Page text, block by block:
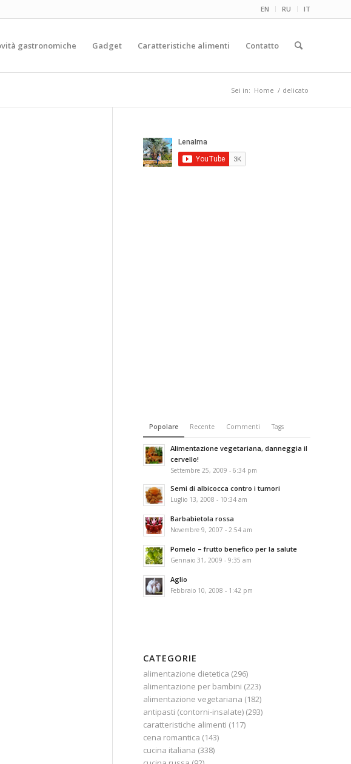
EN RU IT
gastronomiche Gadget Caratteristiche alimenti Contatto
Sei in: Home / delicato
Popolare Recente Commenti Tags
Alimentazione vegetariana, danneggia il
cervello!
Settembre 25, 2009 - 6:34 pm
Semi di albicocca contro i tumori
Luglio 13, 2008 - 10:34 am
Barbabietola rossa
Novembre 9, 2007 - 2:54 am
Pomelo – frutto benefico per la salute
Gennaio 31, 2009 - 9:35 am
Aglio
Febbraio 10, 2008 - 1:42 pm
CATEGORIE
alimentazione dietetica (296)
alimentazione per bambini (223)
alimentazione vegetariana (182)
antipasti (contorni-insalate) (293)
caratteristiche alimenti (117)
cena romantica (143)
cucina italiana (338)